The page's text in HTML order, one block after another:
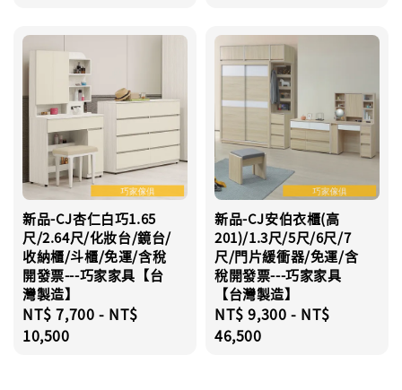
新品-CJ杏仁白巧1.65
尺/2.64尺/化妝台/鏡台/
收納櫃/斗櫃/免運/含稅
開發票---巧家家具【台
灣製造】
Regular
price
NT$ 7,700 - NT$
10,500
新品-CJ安伯衣櫃(高
201)/1.3尺/5尺/6尺/7
尺/門片緩衝器/免運/含
稅開發票---巧家家具
【台灣製造】
Regular
price
NT$ 9,300 - NT$
46,500